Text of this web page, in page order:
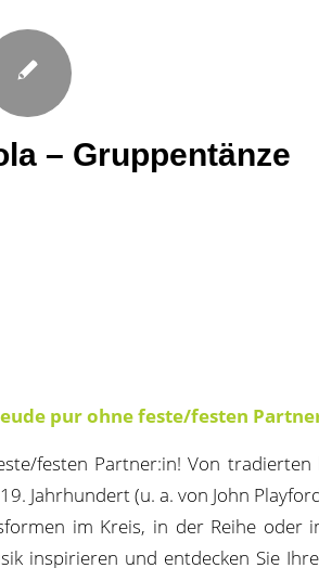
– Gruppentänze
pur ohne feste/festen
festen Partner:in! Von
Jahrhundert (u. a. von John
im Kreis, in der Reihe oder
inspirieren und entdecken Sie